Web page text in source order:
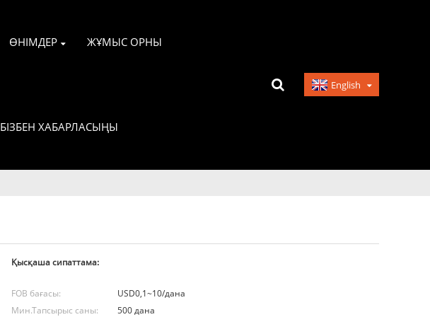
ӨНІМДЕР ЖҰМЫС ОРНЫ
БІЗБЕН ХАБАРЛАСЫҢЫ
English
Қысқаша сипаттама:
FOB бағасы:
USD0,1~10/дана
Мин.Тапсырыс саны:
500 дана